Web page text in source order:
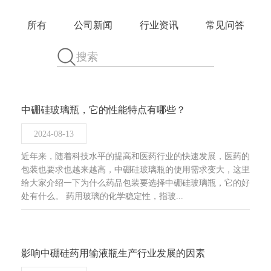
所有 公司新闻 行业资讯 常见问答
中硼硅玻璃瓶，它的性能特点有哪些？
2024-08-13
近年来，随着科技水平的提高和医药行业的快速发展，医药的
包装也要求也越来越高，中硼硅玻璃瓶的使用需求变大，这里
给大家介绍一下为什么药品包装要选择中硼硅玻璃瓶，它的好
处有什么。 药用玻璃的化学稳定性，指玻...
影响中硼硅药用输液瓶生产行业发展的因素